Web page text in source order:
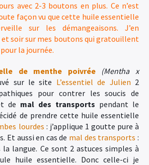
avec 2-3 boutons en plus. Ce n’est
façon vu que cette huile essentielle
sur les démangeaisons. J’en
soir sur mes boutons qui gratouillent
la journée.
de menthe poivrée
(Mentha x
sur le site L’essentiel de Julien 2
pour contrer les soucis de
de mal des transports pendant le
de prendre cette huile essentielle
lourdes : j’applique 1 goutte pure à
Et aussi en cas de mal des transports :
langue. Ce sont 2 astuces simples à
huile essentielle. Donc celle-ci je